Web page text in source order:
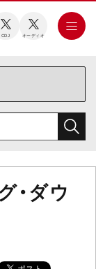
CDJ オーディオ
・ダウ